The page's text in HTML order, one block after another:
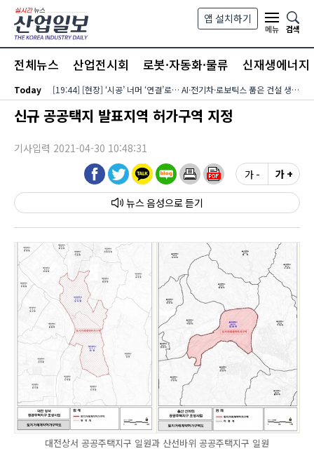
본문 바로가기
앱 설치하기
메뉴
검색
전체뉴스 산업전시회 로봇·자동화·물류 신재생에너지
Today [19:44] [현장] ‘시공’ 너머 ‘연결’로… AI·전기차·로보틱스 품은 건설 생태계
신규 공공택지 발표지역 허가구역 지정
기사입력 2021-04-30 10:48:31
뉴스 음성
가 - 가 +
대전상서 공공주택지구 일원과 산선바위 공공주택지구 일원